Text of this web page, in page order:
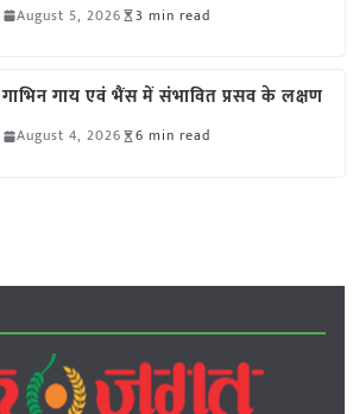
August 5, 2026 3 min read
गाभिन गाय एवं भैंस में संभावित प्रसव के लक्षण
August 4, 2026 6 min read